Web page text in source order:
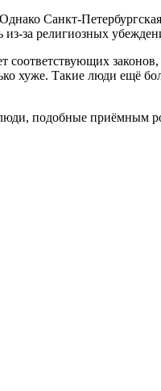
Санкт-
за религиозных
хуже. Такие люди ещё
подобные приёмным